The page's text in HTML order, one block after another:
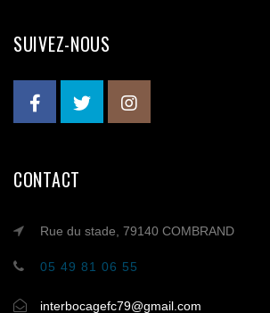
SUIVEZ-NOUS
CONTACT
Rue du stade, 79140 COMBRAND
05 49 81 06 55
interbocagefc79@gmail.com